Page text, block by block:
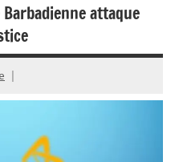
attaque